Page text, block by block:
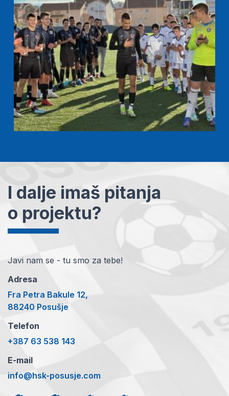
I dalje imaš pitanja
o projektu?
Javi nam se - tu smo za tebe!
Adresa
Fra Petra Bakule 12,
88240 Posušje
Telefon
+387 63 538 143
E-mail
info@hsk-posusje.com